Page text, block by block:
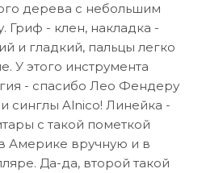
дерева с небольшим
Гриф - клен, накладка -
и гладкий, пальцы легко
У этого инструмента
- спасибо Лео Фендеру
синглы Alnico! Линейка -
с такой пометкой
Америке вручную и в
Да-да, второй такой